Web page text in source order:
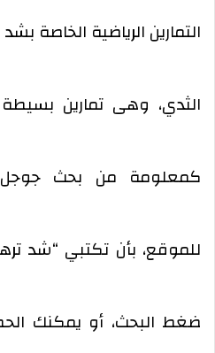
التمارين الرياضية الخاصة بشد
الثدي، وهى تمارين
كمعلومة من بحث جوجل
للموقع، بأن تكتبي “شد
ضغط البحث، أو يمكنك